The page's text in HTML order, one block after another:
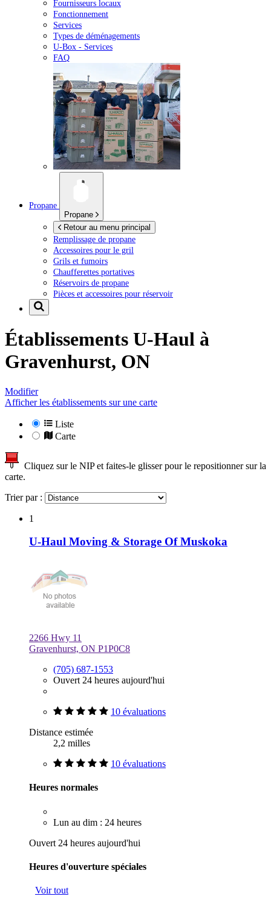
Fournisseurs locaux
Fonctionnement
Services
Types de déménagements
U-Box - Services
FAQ
Propane
Propane
Retour au menu principal
Remplissage de propane
Accessoires pour le gril
Grils et fumoirs
Chaufferettes portatives
Réservoirs de propane
Pièces et accessoires pour réservoir
Établissements U-Haul à
Gravenhurst, ON
Modifier
Afficher les établissements sur une carte
Liste
Carte
Cliquez sur le NIP et faites-le glisser pour le repositionner sur la
carte.
Trier par :
1
U-Haul Moving & Storage Of Muskoka
2266 Hwy 11
Gravenhurst, ON P1P0C8
(705) 687-1553
Ouvert 24 heures aujourd'hui
10 évaluations
Distance estimée
2,2 milles
10 évaluations
Heures normales
Lun au dim : 24 heures
Ouvert 24 heures aujourd'hui
Heures d'ouverture spéciales
Voir tout